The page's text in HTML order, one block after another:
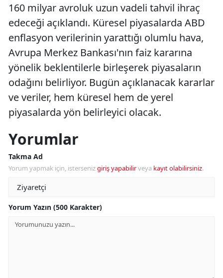
160 milyar avroluk uzun vadeli tahvil ihraç
edeceği açıklandı. Küresel piyasalarda ABD
enflasyon verilerinin yarattığı olumlu hava,
Avrupa Merkez Bankası'nın faiz kararına
yönelik beklentilerle birleşerek piyasaların
odağını belirliyor. Bugün açıklanacak kararlar
ve veriler, hem küresel hem de yerel
piyasalarda yön belirleyici olacak.
Yorumlar
Takma Ad
Yorum yapmak için, istersenizgiriş yapabilirveya kayıt olabilirsiniz.
Yorum Yazın (500 Karakter)